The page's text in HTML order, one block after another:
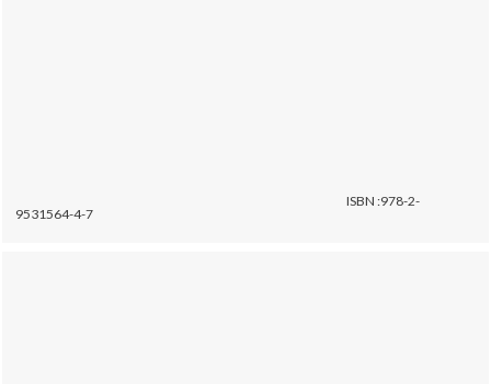
ISBN :978-2-
9531564-4-7